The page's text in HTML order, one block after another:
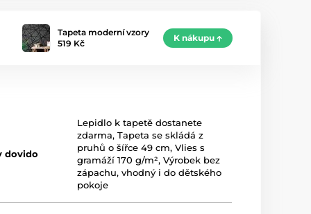
Tapeta moderní vzory
519 Kč
K nákupu
dovido
Lepidlo k tapetě dostanete
zdarma,Tapeta se skládá z
pruhů o šířce 49 cm,Vlies s
gramáží 170 g/m²,Výrobek bez
zápachu, vhodný i do dětského
pokoje